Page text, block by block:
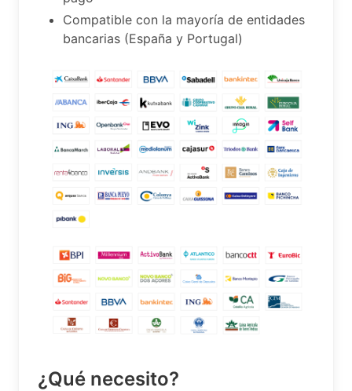
Compatible con la mayoría de entidades
bancarias (España y Portugal)
¿Qué necesito?